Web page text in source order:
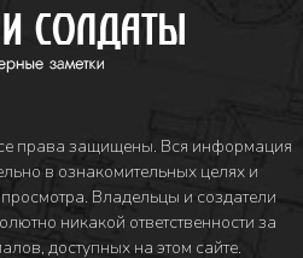
права защищены. Вся информация
в ознакомительных целях и
Владельцы и создатели
никакой ответственности за
доступных на этом сайте.